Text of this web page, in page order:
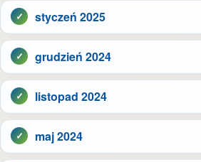
styczeń 2025
grudzień 2024
listopad 2024
maj 2024